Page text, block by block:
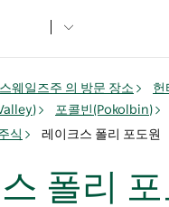
웨일즈주 의 방문 장소
헌
포콜빈(Pokolbin)
식
레이크스 폴리 포도원
폴리 포